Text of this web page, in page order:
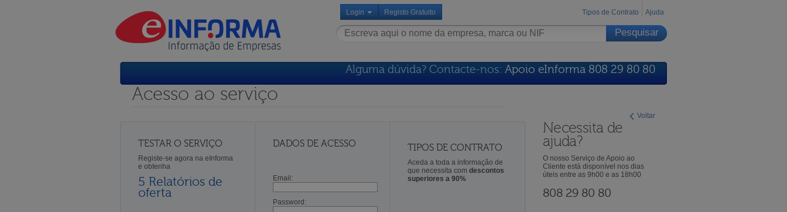
Login Registo Gratuito Tipos de Contrato Ajuda
Alguma dúvida? Contacte-nos: Apoio eInforma 808 29 80 80
Voltar
Acesso ao serviço
TESTAR O SERVIÇO
Registe-se agora na eInforma
e obtenha
5 Relatórios de
oferta
DADOS DE ACESSO
Email:
Password:
TIPOS DE CONTRATO
Aceda a toda a informação de
que necessita comdescontos
superiores a 90%
Necessita de
ajuda?
O nosso Serviço de Apoio ao
Cliente está disponível nos dias
úteis entre as 9h00 e as 18h00
808 29 80 80